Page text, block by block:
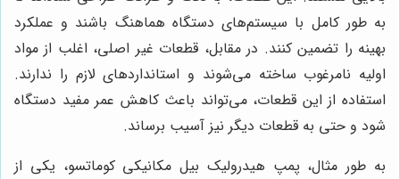
به طور کامل با سیستم‌های دستگاه هماهنگ باشند و عملکرد
بهینه را تضمین کنند. در مقابل، قطعات غیر اصلی، اغلب از مواد
اولیه نامرغوب ساخته می‌شوند و استانداردهای لازم را ندارند.
استفاده از این قطعات، می‌تواند باعث کاهش عمر مفید دستگاه
شود و حتی به قطعات دیگر نیز آسیب برساند.
به طور مثال، پمپ هیدرولیک بیل مکانیکی کوماتسو، یکی از